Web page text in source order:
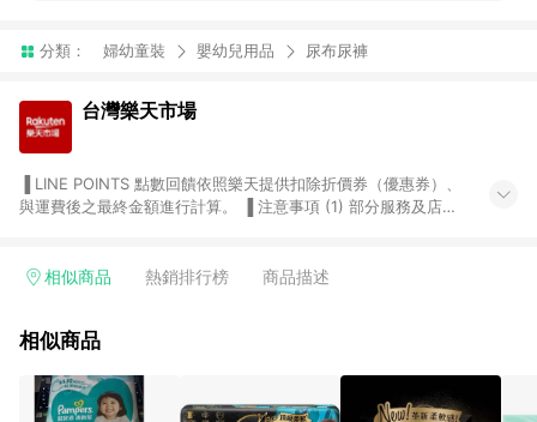
分類： 婦幼童裝 嬰幼兒用品 尿布尿褲
台灣樂天市場
與運費後之最終金額進行計算。 ▐ 注意事項 (1) 部分服務及店家
Smart mobile、神腦生活、JS巨盛、樂天KOBO電子書，請詳閱
台灣樂天市場，並在同一瀏覽器於24小時內結帳，才享有 LINE
市場 45 天內完成訂單出貨及結帳，則不符合贈點資格。 (4) 如
使用APP、或中途瀏覽比價網、回饋網、Google等其他網頁、或
相似商品 熱銷排行榜 商品描述
相似商品